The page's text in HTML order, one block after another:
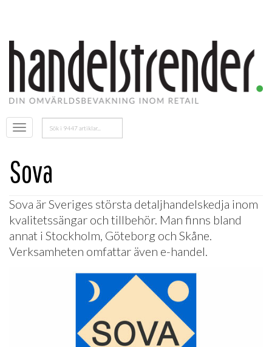
Öppna
menyn
Sök
efter:
Sova
Sova är Sveriges största detaljhandelskedja inom
kvalitetssängar och tillbehör. Man finns bland
annat i Stockholm, Göteborg och Skåne.
Verksamheten omfattar även e-handel.